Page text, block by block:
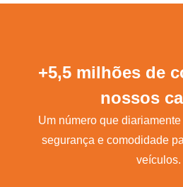
+5,5 milhões de
nossos
Um número que
segurança e comodidade
veículos.